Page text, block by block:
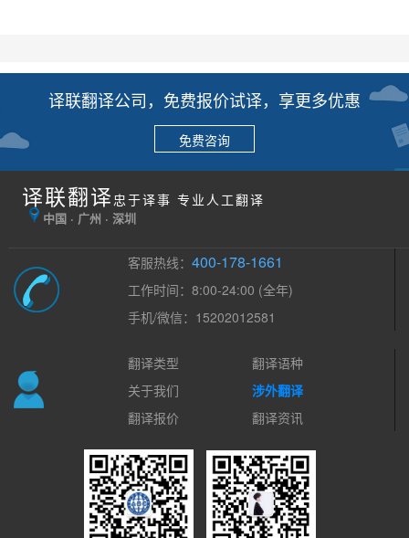
译联翻译公司，免费报价试译，享更多优惠
免费咨询
译联翻译 忠于译事 专业人工翻译
中国 · 广州 · 深圳
客服热线：400-178-1661
工作时间：8:00-24:00 (全年)
手机/微信：15202012581
翻译类型
翻译语种
关于我们
涉外翻译
翻译报价
翻译资讯